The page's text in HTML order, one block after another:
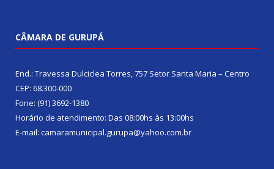
CÂMARA DE GURUPÁ
End.: Travessa Dulciclea Torres, 757 Setor Santa Maria – Centro
CEP: 68.300-000
Fone: (91) 3692-1380
Horário de atendimento: Das 08:00hs às 13:00hs
E-mail: camaramunicipal.gurupa@yahoo.com.br